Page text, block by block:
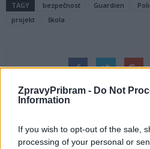
ZpravyPribram - Do Not
Information
If you wish to opt-out of the sale,
processing of your personal or
TAGY bezpečnost Guardien
projekt
škola
Předchozí článek